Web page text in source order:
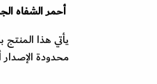
أحمر الشفاه
محدودة الإصدار